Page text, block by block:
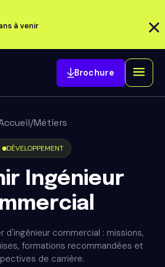
à venir
Brochure
/Métiers
DÉVELOPPEMENT
Ingénieur
d'ingénieur commercial : missions,
formations recommandées et
de carrière.